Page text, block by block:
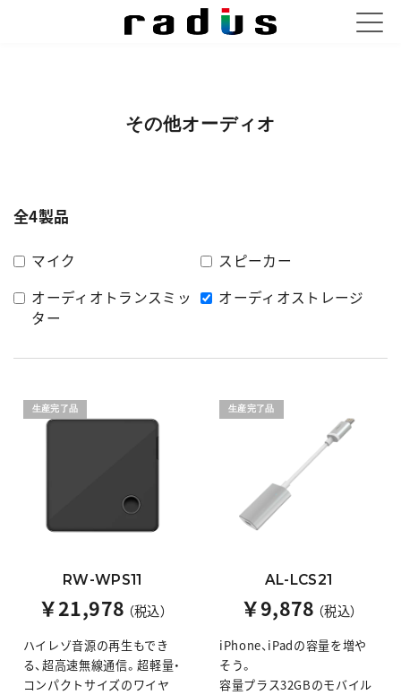
その他オーディオ
全4製品
マイク
スピーカー
オーディオトランスミッ
ター
オーディオストレージ
生産完了品
RW-WPS11
￥21,978 （税込）
ハイレゾ音源の再生もでき
る、超高速無線通信。超軽量・
コンパクトサイズのワイヤ
生産完了品
AL-LCS21
￥9,878 （税込）
iPhone、iPadの容量を増や
そう。
容量プラス32GBのモバイル